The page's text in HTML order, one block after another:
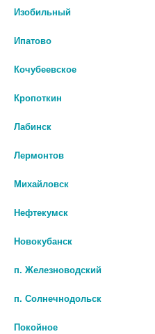
В КОРЗИНУ
КОСТРОЛ №30 КАПС.
543 руб.
шт
В КОРЗИНУ
Изобильный
Ипатово
Кочубеевское
Кропоткин
Лабинск
Лермонтов
Михайловск
Нефтекумск
Новокубанск
п. Железноводский
п. Солнечнодольск
Покойное